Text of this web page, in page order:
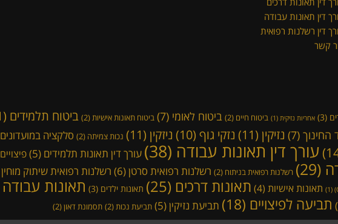
דין תאונות עבודה
דין רשלנות רפואית
קשר
(3) אחריות נזיקית (1) ביטוח חיים (2) ביטוח לאומי (7) ביטוח תאונות אישיות(2) ביטוח תלמידים (11)
החינוך (7) נזיקין (11) נזקי גוף (10) ניזקין (11) נכות צמיתה (2) סלקציה במועדונים
עורך דין תאונות עבודה (38) עורך דין תאונות תלמידים (5) פיצויים
(29) רשלנות רפואית בניתוח (2) רשלנות רפואית סרטן(6) רשלנות רפואית שיתוק מוחין
(1) תאונות אישיות (4) תאונות דרכים (25) תאונות ילדים (3) תאונות עבודה
תביעה לפיצויים (18) תביעת נזיקין(5) תביעת נכות(2) תסמונת דאון(2)